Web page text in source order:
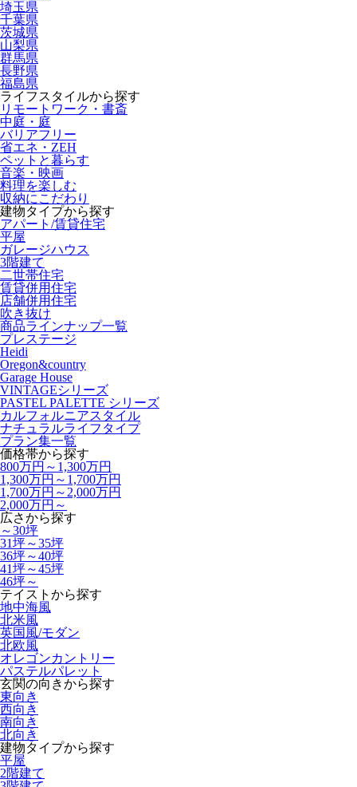
埼玉県
千葉県
茨城県
山梨県
群馬県
長野県
福島県
ライフスタイルから探す
リモートワーク・書斎
中庭・庭
バリアフリー
省エネ・ZEH
ペットと暮らす
音楽・映画
料理を楽しむ
収納にこだわり
建物タイプから探す
アパート/賃貸住宅
平屋
ガレージハウス
3階建て
二世帯住宅
賃貸併用住宅
店舗併用住宅
吹き抜け
商品ラインナップ一覧
プレステージ
Heidi
Oregon&country
Garage House
VINTAGEシリーズ
PASTEL PALETTE シリーズ
カルフォルニアスタイル
ナチュラルライフタイプ
プラン集一覧
価格帯から探す
800万円～1,300万円
1,300万円～1,700万円
1,700万円～2,000万円
2,000万円～
広さから探す
～30坪
31坪～35坪
36坪～40坪
41坪～45坪
46坪～
テイストから探す
地中海風
北米風
英国風/モダン
北欧風
オレゴンカントリー
パステルパレット
玄関の向きから探す
東向き
西向き
南向き
北向き
建物タイプから探す
平屋
2階建て